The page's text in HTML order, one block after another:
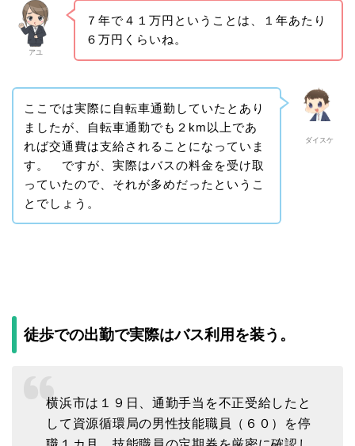
アユ
７年で４１万円ということは、１年あたり
６万円くらいね。
ダイスケ
ここでは実際に自転車通勤していたとあり
ましたが、自転車通勤でも２km以上であ
れば交通費は支給されることになっていま
す。 ですが、実際はバスの料金を受け取
っていたので、それが多めだったというこ
とでしょう。
徒歩での出勤で実際はバス利用を装う。
横浜市は１９日、通勤手当を不正受給したと
して資源循環局の男性技能職員（６０）を停